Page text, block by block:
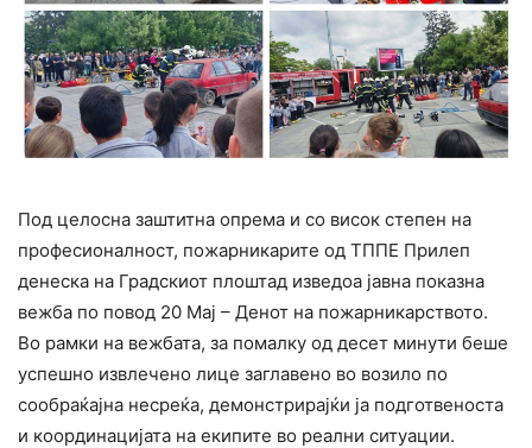
Под целосна заштитна опрема и со висок степен на
професионалност, пожарникарите од ТППЕ Прилеп
денеска на Градскиот плоштад изведоа јавна показна
вежба по повод 20 Мај – Денот на пожарникарството.
Во рамки на вежбата, за помалку од десет минути беше
успешно извлечено лице заглавено во возило по
сообраќајна несреќа, демонстрирајќи ја подготвеноста
и координацијата на екипите во реални ситуации.